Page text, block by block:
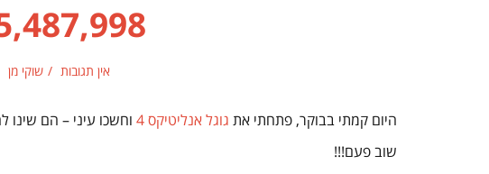
אין תגובות שוקי מן
היום קמתי בבוקר, פתחתי את גוגל אנליטיקס 4
וחשכו עיני – הם שינו
שוב פעם!!!